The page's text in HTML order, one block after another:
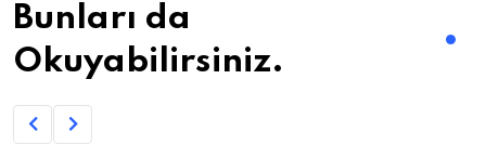
Bunları da
Okuyabilirsiniz.